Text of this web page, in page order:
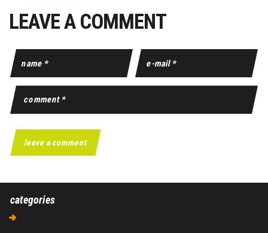
LEAVE A COMMENT
categories